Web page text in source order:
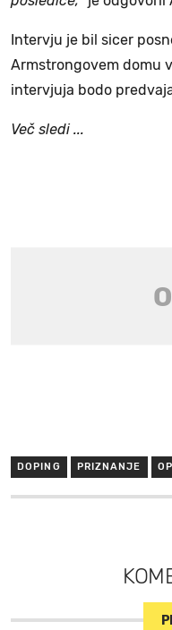
Intervju je bil sicer
Armstrongovem domu
intervjuja bodo
Več sledi ...
DOPING PRIZNANJE